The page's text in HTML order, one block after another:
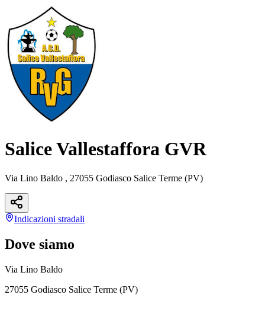
Salice Vallestaffora GVR
Via Lino Baldo , 27055 Godiasco Salice Terme (PV)
Indicazioni stradali
Dove siamo
Via Lino Baldo
27055 Godiasco Salice Terme (PV)